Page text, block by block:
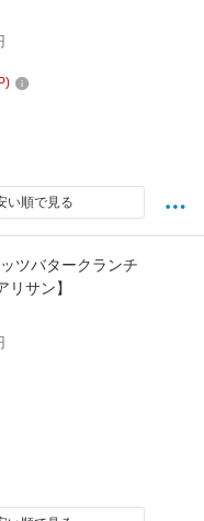
チョコペースト 生はち
いトースト 朝食 スイー
低GI 低糖質 すっきり 非
い順で見る
ツバタークランチ
サン】